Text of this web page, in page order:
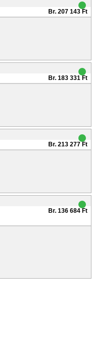
Br. 207 143 Ft
Br. 183 331 Ft
Br. 213 277 Ft
Br. 136 684 Ft